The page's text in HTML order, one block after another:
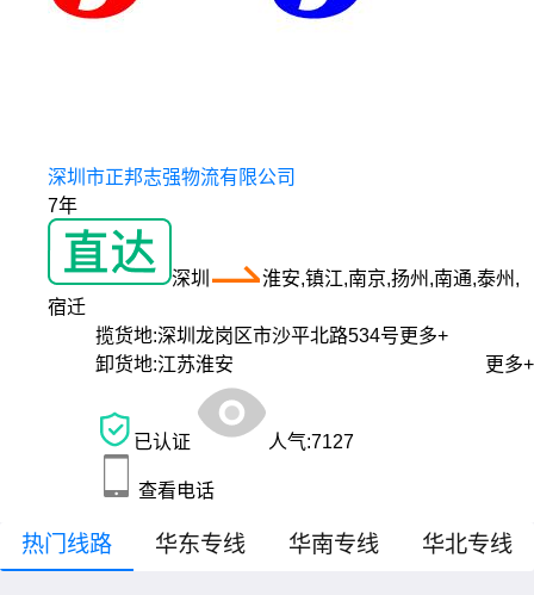
深圳市正邦志强物流有限公司
7年
深圳
淮安,镇江,南京,扬州,南通,泰州,
宿迁
揽货地:深圳龙岗区市沙平北路534号更多+
卸货地:江苏淮安 更多+
已认证 人气:7127
查看电话
热门线路 华东专线 华南专线 华北专线